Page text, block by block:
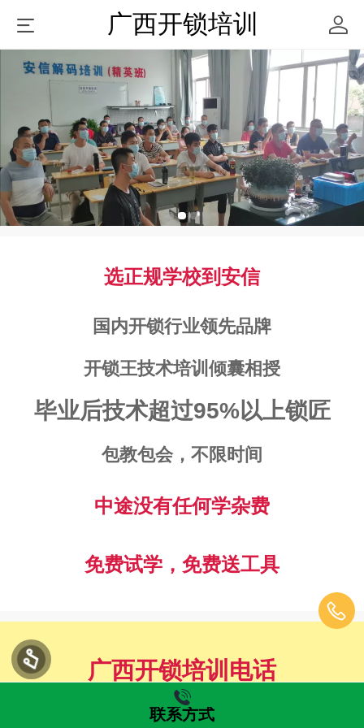
广西开锁培训
选正规学校到安信
国内开锁行业领先品牌
开锁王技术培训倾囊相授
毕业后技术超过95%以上锁匠
包教包会，不限时间
中途没有任何学杂费
免费试学，免费送工具
广西开锁培训电话
0578-7654321
联系方式